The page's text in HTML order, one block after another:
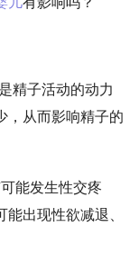
精子活动的动力
，从而影响精子的
能发生性交疼
出现性欲减退、